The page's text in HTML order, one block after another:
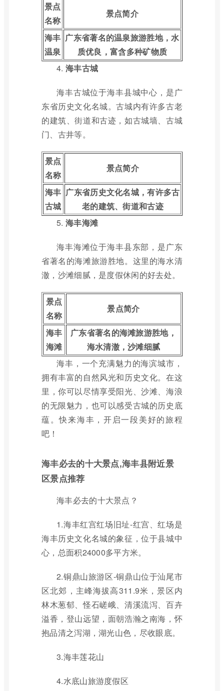
景点
名称
景点简介
海丰
温泉
广东省著名的温泉旅游胜地，水
质优良，富含多种矿物质
4. 海丰古城
海丰古城位于海丰县城中心，是广
东省历史文化名城。古城内有许多古老
的建筑、街道和古迹，如古城墙、古城
门、古井等。
景点
名称
景点简介
海丰
古城
广东省历史文化名城，有许多古
老的建筑、街道和古迹
5. 海丰海滩
海丰海滩位于海丰县东部，是广东
省著名的海滩旅游胜地。这里的海水清
澈，沙滩细腻，是度假休闲的好去处。
景点
名称
景点简介
海丰
海滩
广东省著名的海滩旅游胜地，
海水清澈，沙滩细腻
海丰，一个充满魅力的海滨城市，
拥有丰富的自然风光和历史文化。在这
里，你可以尽情享受阳光、沙滩、海浪
的无限魅力，也可以感受古城的历史底
蕴。快来海丰，开启一段美好的旅程
吧！
海丰必去的十大景点,海丰县附近景
区景点推荐
海丰必去的十大景点？
1.海丰红宫红场旧址-红宫、红场是
海丰历史文化名城的象征，位于县城中
心，总面积24000多平方米。
2.铜鼎山旅游区-铜鼎山位于汕尾市
区北郊，主峰海拔高311.9米，景区内
林木葱郁、怪石嵯峨、清溪流泻、百卉
溢香，登山远望，面朝浩瀚之南海，怀
抱品清之泻湖，湖光山色，尽收眼底。
3.海丰莲花山
4.水底山旅游度假区